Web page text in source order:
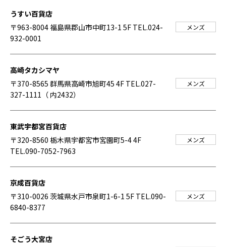
うすい百貨店
〒963-8004 福島県郡山市中町13-1 5F TEL.024-
932-0001
メンズ
高崎タカシマヤ
〒370-8565 群馬県高崎市旭町45 4F TEL.027-
327-1111（ 内2432）
メンズ
東武宇都宮百貨店
〒320-8560 栃木県宇都宮市宮園町5-4 4F
TEL.090-7052-7963
メンズ
京成百貨店
〒310-0026 茨城県水戸市泉町1-6-1 5F TEL.090-
6840-8377
メンズ
そごう大宮店